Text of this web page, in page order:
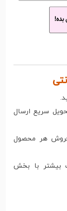
سریع ارسال
هر محصول
بیشتر با بخش